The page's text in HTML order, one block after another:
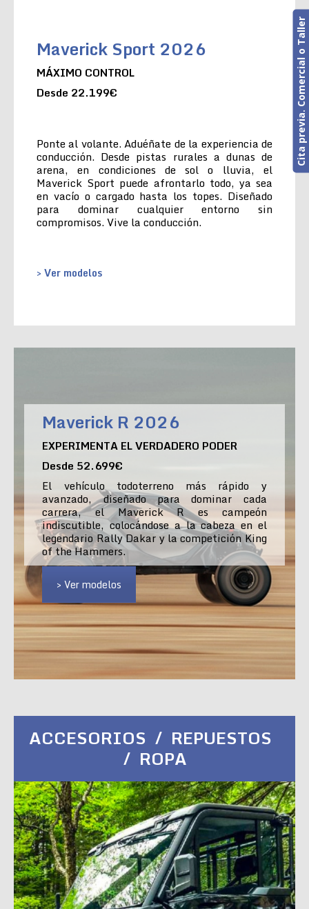
Maverick Sport 2026
MÁXIMO CONTROL
Desde 22.199€
Ponte al volante. Aduéñate de la experiencia de
conducción. Desde pistas rurales a dunas de
arena, en condiciones de sol o lluvia, el
Maverick Sport puede afrontarlo todo, ya sea
en vacío o cargado hasta los topes. Diseñado
para dominar cualquier entorno sin
compromisos. Vive la conducción.
> Ver modelos
Maverick R 2026
EXPERIMENTA EL VERDADERO PODER
Desde 52.699€
El vehículo todoterreno más rápido y
avanzado, diseñado para dominar cada
carrera, el Maverick R es campeón
indiscutible, colocándose a la cabeza en el
legendario Rally Dakar y la competición King
of the Hammers.
> Ver modelos
ACCESORIOS / REPUESTOS
/ ROPA
Cita previa. Comercial o Taller